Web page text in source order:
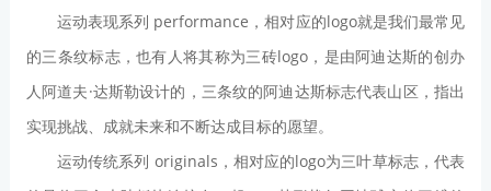
运动表现系列 performance，相对应的logo就是我们最常见
的三条纹标志，也有人将其称为三砖logo，是由阿迪达斯的创办
人阿道夫·达斯勒设计的，三条纹的阿迪达斯标志代表山区，指出
实现挑战、成就未来和不断达成目标的愿望。
运动传统系列 originals，相对应的logo为三叶草标志，代表